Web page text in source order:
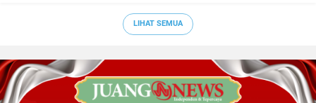
LIHAT SEMUA